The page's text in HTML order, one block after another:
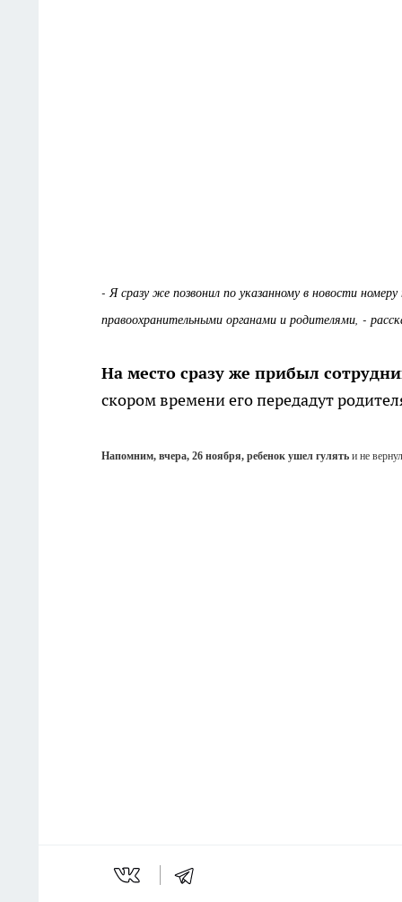
- Я сразу же позвонил по указанному в новости
правоохранительными органами и родителями, -
На место сразу же прибыл
скором времени его передадут
Напомним, вчера, 26 ноября, ребенок ушел гулять и не